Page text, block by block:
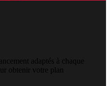
adaptés à chaque
obtenir votre plan